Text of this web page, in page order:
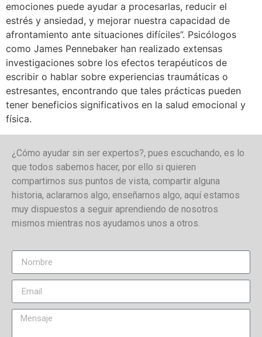
emociones puede ayudar a procesarlas, reducir el
estrés y ansiedad, y mejorar nuestra capacidad de
afrontamiento ante situaciones difíciles”. Psicólogos
como James Pennebaker han realizado extensas
investigaciones sobre los efectos terapéuticos de
escribir o hablar sobre experiencias traumáticas o
estresantes, encontrando que tales prácticas pueden
tener beneficios significativos en la salud emocional y
física.
¿Cómo ayudar sin ser expertos?, pues escuchando, es lo
que todos sabemos hacer, por ello si quieren
compartirnos sus puntos de vista, compartir alguna
historia, aclararnos algo, enseñarnos algo, aquí estamos
muy dispuestos a seguir aprendiendo de nosotros
mismos mientras nos ayudamos unos a otros.